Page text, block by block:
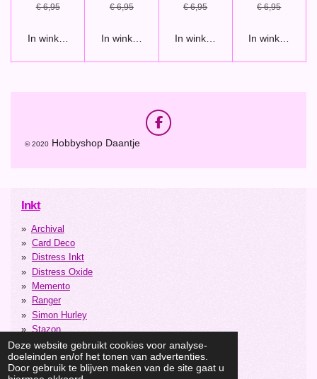
Deze website gebruikt cookies voor analyse-
doeleinden en/of het tonen van advertenties.
Door gebruik te blijven maken van de site gaat u
€ 6,95
In winkelwagen
€ 6,95
In winkelwagen
€ 6,95
In winkelwagen
€ 6,95
In winkelwagen
F
a
© 2020 Hobbyshop Daantje
Inkt
Archival
Card Deco
Distress Inkt
Distress Oxide
Memento
Ranger
Simon Hurley
Stazon
Studiolight
Versacolor
Versafine